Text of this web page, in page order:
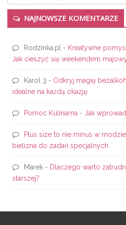
NAJNOWSZE KOMENTARZE
Rodzinka.pl - Kreatywne
Jak cieszyć się weekendem
Karol 3 - Odkryj magię
idealne na każdą okazję
Pomoc Kulinarna - Jak
Plus size to nie minus w
bielizna do zadań specjalnych
Marek - Dlaczego warto
starszej?